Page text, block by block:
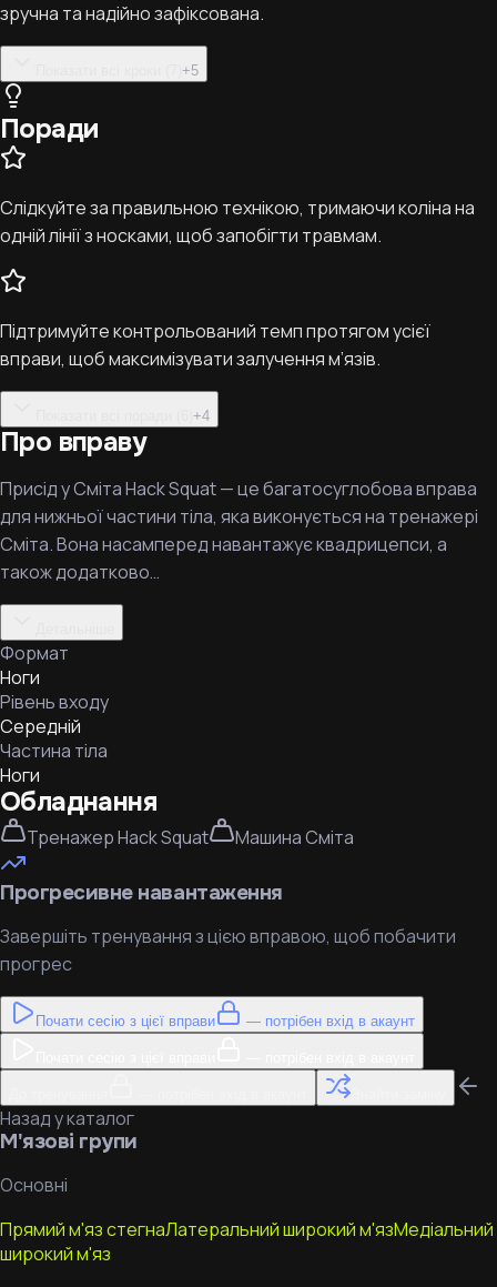
зручна та надійно зафіксована.
+5
Поради
Слідкуйте за правильною технікою, тримаючи коліна на
одній лінії з носками, щоб запобігти травмам.
Підтримуйте контрольований темп протягом усієї
вправи, щоб максимізувати залучення м’язів.
+4
Про вправу
Присід у Сміта Hack Squat — це багатосуглобова вправа
для нижньої частини тіла, яка виконується на тренажері
Сміта. Вона насамперед навантажує квадрицепси, а
також додатково…
Формат
Ноги
Рівень входу
Середній
Частина тіла
Ноги
Обладнання
Тренажер Hack Squat Машина Сміта
Прогресивне навантаження
Завершіть тренування з цією вправою, щоб побачити
прогрес
Почати сесію з цієї вправи — потрібен вхід в акаунт
Назад у каталог
М'язові групи
Основні
Прямий м'яз стегнаЛатеральний широкий м'язМедіальний
широкий м'яз